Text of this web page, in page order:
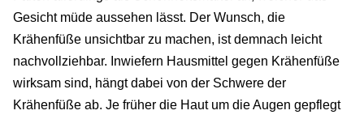
Gesicht müde aussehen lässt. Der Wunsch, die
Krähenfüße unsichtbar zu machen, ist demnach leicht
nachvollziehbar. Inwiefern Hausmittel gegen Krähenfüße
wirksam sind, hängt dabei von der Schwere der
Krähenfüße ab. Je früher die Haut um die Augen gepflegt